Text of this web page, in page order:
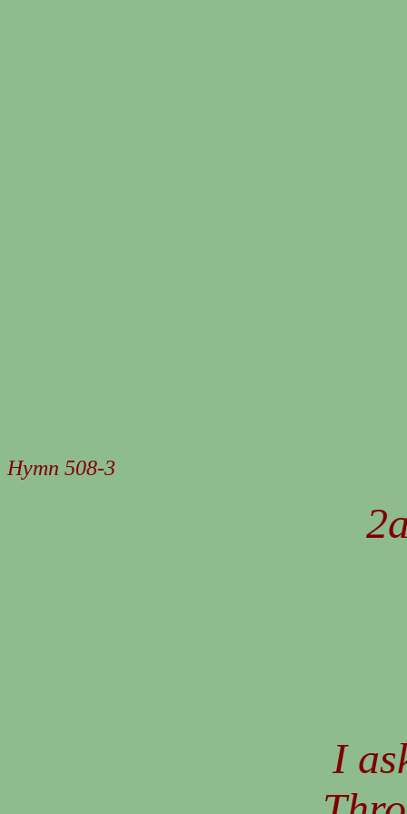
Hymn 508-3
I